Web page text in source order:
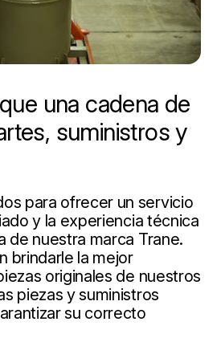
una cadena de
suministros y
para ofrecer un servicio
y la experiencia técnica
de nuestra marca Trane.
brindarle la mejor
originales de nuestros
piezas y suministros
su correcto